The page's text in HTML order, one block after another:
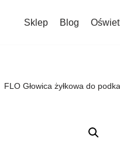
Sklep Blog
FLO Głowica żyłkowa do